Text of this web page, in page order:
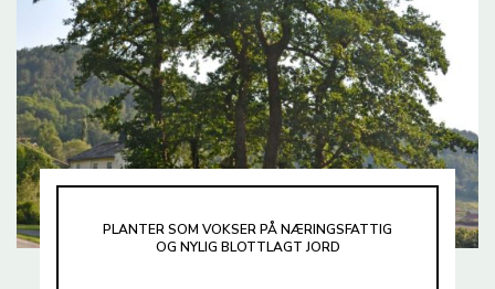
PLANTER SOM VOKSER PÅ NÆRINGSFATTIG
OG NYLIG BLOTTLAGT JORD